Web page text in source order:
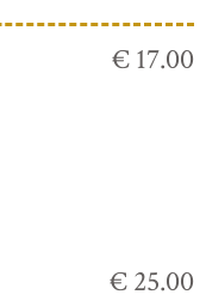
€ 17.00
€ 25.00